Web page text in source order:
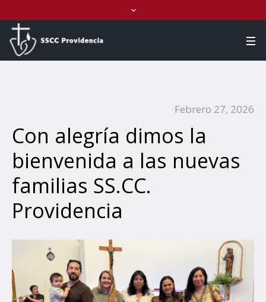
Febrero 27, 2026
Con alegría dimos la
bienvenida a las nuevas
familias SS.CC.
Providencia